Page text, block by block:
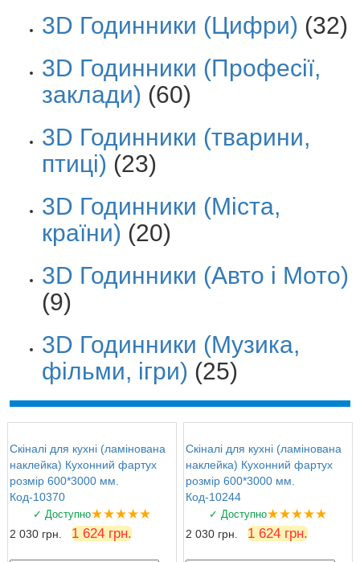
3D Годинники (Цифри) (32)
3D Годинники (Професії,
заклади) (60)
3D Годинники (тварини,
птиці) (23)
3D Годинники (Міста,
країни) (20)
3D Годинники (Авто і Мото)
(9)
3D Годинники (Музика,
фільми, ігри) (25)
Скіналі для кухні (ламінована
наклейка) Кухонний фартух
розмір 600*3000 мм.
Код-10370
✓ Доступно★★★★★
2 030 грн. 1 624 грн.
Скіналі для кухні (ламінована
наклейка) Кухонний фартух
розмір 600*3000 мм.
Код-10244
✓ Доступно★★★★★
2 030 грн. 1 624 грн.